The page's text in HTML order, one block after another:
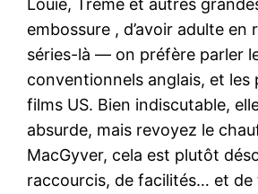
Louie, Treme et autres
embossure , d’avoir adulte en
séries-là — on préfère parler
conventionnels anglais, et les
films US. Bien indiscutable,
absurde, mais revoyez le
MacGyver, cela est plutôt
raccourcis, de facilités… et de